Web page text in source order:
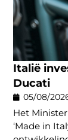
Italië
Ducati
05/08/
Het
‘Made in